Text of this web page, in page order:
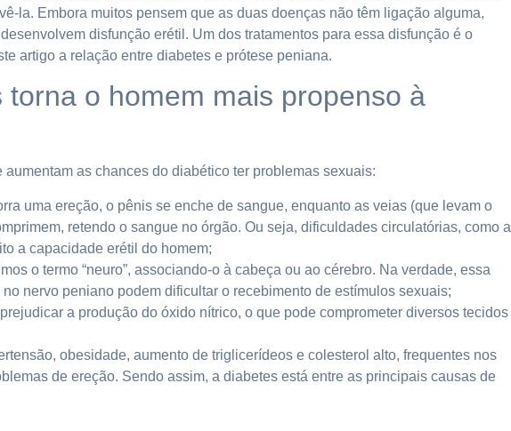
la. Embora muitos pensem que as duas doenças não têm ligação alguma,
disfunção erétil. Um dos tratamentos para essa disfunção é o
artigo a relação entre diabetes e prótese peniana.
torna o homem mais propenso à
as chances do diabético ter problemas sexuais:
uma ereção, o pênis se enche de sangue, enquanto as veias (que levam o
retendo o sangue no órgão. Ou seja, dificuldades circulatórias, como a
a capacidade erétil do homem;
o termo “neuro”, associando-o à cabeça ou ao cérebro. Na verdade, essa
nervo peniano podem dificultar o recebimento de estímulos sexuais;
a produção do óxido nítrico, o que pode comprometer diversos tecidos
obesidade, aumento de triglicerídeos e colesterol alto, frequentes nos
de ereção. Sendo assim, a diabetes está entre as principais causas de